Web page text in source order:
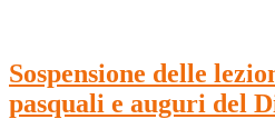
Sospensione delle
pasquali e auguri del